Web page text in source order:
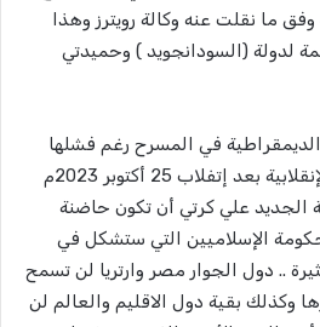
ما نقلت عنه وكالة رويترز وهذا
لدولة (السودانجويد ) وحميدتي
في المسرح رغم فشلها
كحاضنة سياسية للسلطة الإنقلابية بعد إتفلاب 25 أكتوبر 2023م
الجديد علي كرتي أن تكون حاضنة
الإسلاميين التي ستشكل في
.. دول الجوار مصر وارتريا لن تسمح
وكذلك بقية دول الاقليم والعالم لن